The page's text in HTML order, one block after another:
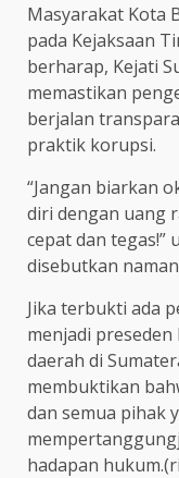
Masyarakat Kota
pada Kejaksaan
berharap, Kejati
memastikan
berjalan
praktik korupsi.
“Jangan biarkan
diri dengan uang
cepat dan tegas!”
disebutkan
Jika terbukti ada
menjadi
daerah di
membuktikan
dan semua pihak
hadapan